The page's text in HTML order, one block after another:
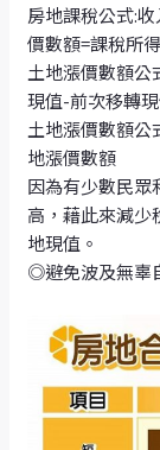
房地課稅公式:
價數額=課稅所
土地漲價數額公
現值-前次移轉
土地漲價數額公
地漲價數額
因為有少數民眾
高，藉此來減少
地現值。
◎避免波及無辜